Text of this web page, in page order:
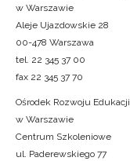
w Warszawie
Aleje Ujazdowskie 28
00-478 Warszawa
tel. 22 345 37 00
fax 22 345 37 70
Ośrodek Rozwoju Edukacji
w Warszawie
Centrum Szkoleniowe
ul. Paderewskiego 77